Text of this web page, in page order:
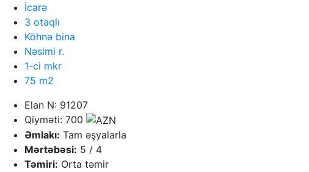
İcarə
3 otaqlı
Köhnə bina
Nəsimi r.
1-ci mkr
75 m2
Elan N: 91207
Qiyməti: 700
Əmlakı: Tam əşyalarla
Mərtəbəsi: 5 / 4
Təmiri: Orta təmir